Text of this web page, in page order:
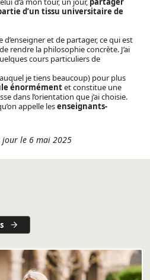
d’un tissu universitaire de
et de partager, ce qui est
rendre la philosophie concrète. J’ai
cours particuliers de
je tiens beaucoup) pour plus
énormémentet constitue une
dans l’orientation que j’ai choisie.
appelle lesenseignants-
jour le 6 mai 2025